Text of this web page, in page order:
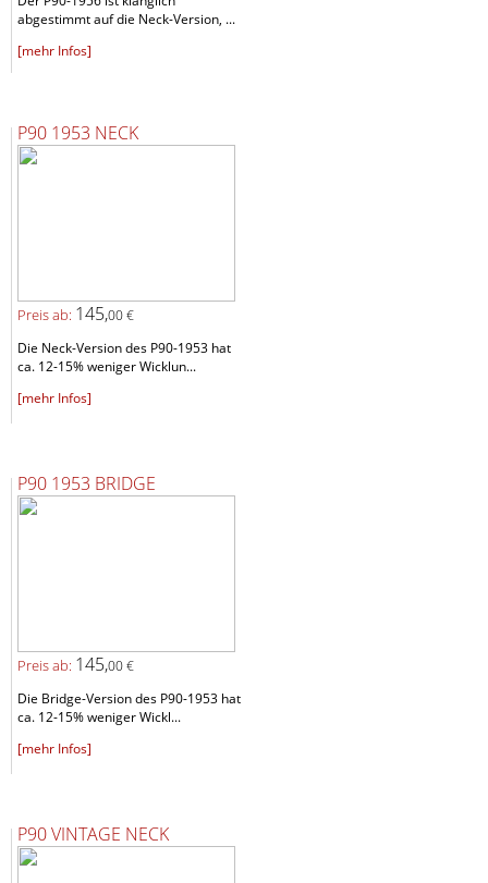
abgestimmt auf die Neck-Version, ...
[mehr Infos]
P90 1953 NECK
Preis ab: 145,00 €
Die Neck-Version des P90-1953 hat
ca. 12-15% weniger Wicklun...
[mehr Infos]
P90 1953 BRIDGE
Preis ab: 145,00 €
Die Bridge-Version des P90-1953 hat
ca. 12-15% weniger Wickl...
[mehr Infos]
P90 VINTAGE NECK